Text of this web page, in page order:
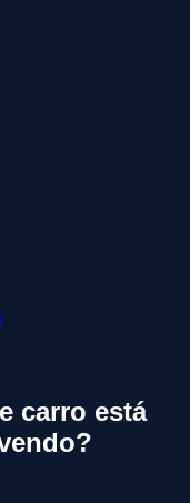
carro está